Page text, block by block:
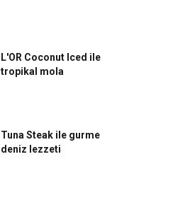
L'OR Coconut Iced ile
tropikal mola
Tuna Steak ile gurme
deniz lezzeti